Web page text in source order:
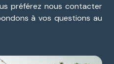
préférez nous contacter
à vos questions au